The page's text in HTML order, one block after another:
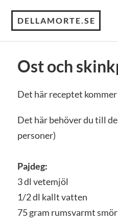
DELLAMORTE.SE
Ost och
Det här receptet
Det här behöver du till
personer)
Pajdeg:
3 dl vetemjöl
1/2 dl kallt vatten
75 gram rumsvarmt smör